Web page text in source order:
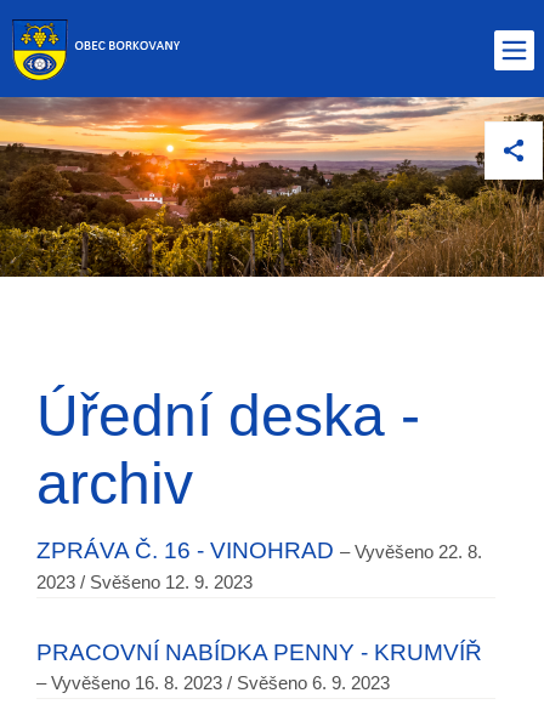
Úřední deska -
archiv
ZPRÁVA Č. 16 - VINOHRAD – Vyvěšeno 22. 8.
2023 / Svěšeno 12. 9. 2023
PRACOVNÍ NABÍDKA PENNY - KRUMVÍŘ
– Vyvěšeno 16. 8. 2023 / Svěšeno 6. 9. 2023